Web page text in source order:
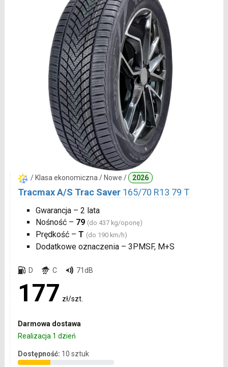
/ Klasa ekonomiczna / Nowe / 2026
Tracmax A/S Trac Saver 165/70 R13 79 T
Gwarancja – 2 lata
Nośność – 79 (do 437 kg/oponę)
Prędkość – T (do 190 km/h)
Dodatkowe oznaczenia – 3PMSF, M+S
D C 71dB
177 zł/szt.
Darmowa dostawa
Realizacja 1 dzień
Dostępność: 10 sztuk